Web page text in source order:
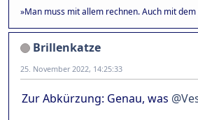
»Man muss mit allem rechnen. Auch mit dem
Brillenkatze
25. November 2022, 14:25:33
Zur Abkürzung: Genau, was